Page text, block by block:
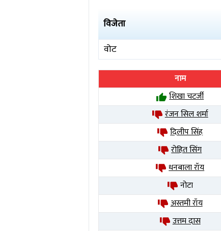
विजेता
वोट
नाम
शिखा चटर्जी
रंजन सिल शर्मा
दिलीप सिंह
रोहित सिंग
धनबाला रॉय
नोटा
अस्तमी रॉय
उत्तम दास